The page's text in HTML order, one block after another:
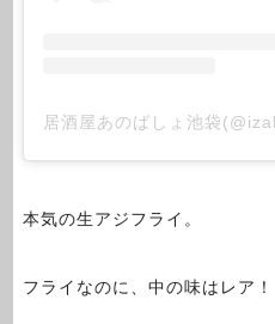
本気の生アジフライ。
フライなのに、中の味はレア！